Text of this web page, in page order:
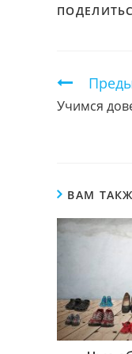
чтение
Учимся
ВАМ